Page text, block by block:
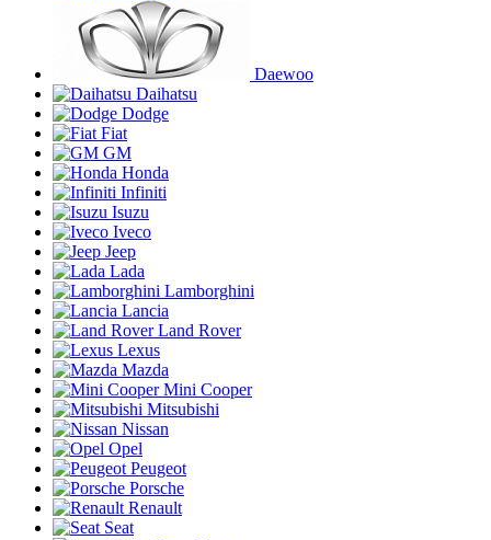
Daewoo
Daihatsu
Dodge
Fiat
GM
Honda
Infiniti
Isuzu
Iveco
Jeep
Lada
Lamborghini
Lancia
Land Rover
Lexus
Mazda
Mini Cooper
Mitsubishi
Nissan
Opel
Peugeot
Porsche
Renault
Seat